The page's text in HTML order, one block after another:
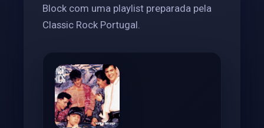
Block com uma playlist preparada pela
Classic Rock Portugal.